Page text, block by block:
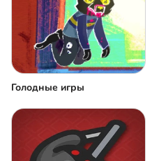
Голодные игры